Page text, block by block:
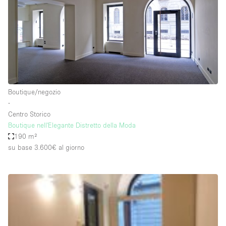
Spazio pubblicitario
Spazio unico
Stand / Bancarella
Stand / Chiosco / Stand
Studio fotografico / riprese
Terrazzo
Uffici
Villa / Casa
Accesso per disabili
Ampia Porta d'Ingresso
Boutique/negozio
∙
Centro Storico
Boutique nell'Elegante Distretto della Moda
190 m²
su base 3.600€ al giorno